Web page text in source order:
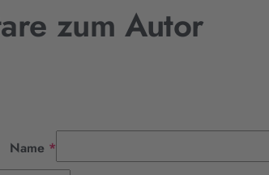
zum Autor
Name *Pflichtfeld